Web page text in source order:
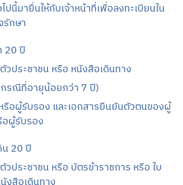
นี้มายื่นให้กับเจ้าหน้าที่เพื่อลงทะเบียนใน
รักษา
20 ปี
วประชาชน หรือ หนังสือเดินทาง
รณีที่อายุน้อยกว่า 7 ปี)
อผู้รับรอง และเอกสารยืนยันตัวตนของผู้
ผู้รับรอง
20 ปี
วประชาชน หรือ บัตรข้าราชการ หรือ ใบ